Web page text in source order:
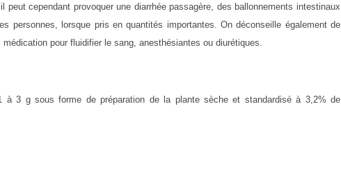
peut cependant provoquer une diarrhée passagère, des ballonnements intestinaux
personnes, lorsque pris en quantités importantes. On déconseille également de
pour fluidifier le sang, anesthésiantes ou diurétiques.
à 3 g sous forme de préparation de la plante sèche et standardisé à 3,2% de